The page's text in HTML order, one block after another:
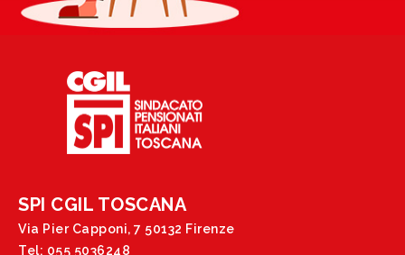
SPI CGIL TOSCANA
Via Pier Capponi, 7 50132 Firenze
Tel: 055 5036248